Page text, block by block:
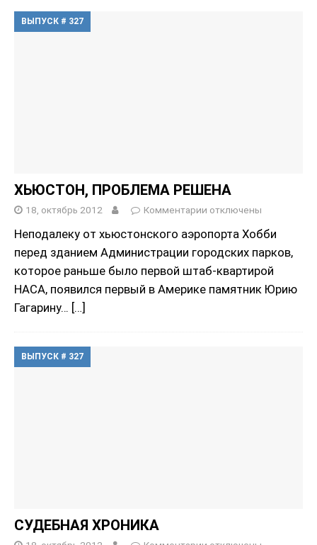
ВЫПУСК # 327
ХЬЮСТОН, ПРОБЛЕМА РЕШЕНА
18, октябрь 2012 Комментарии отключены
Неподалеку от хьюстонского аэропорта Хобби
перед зданием Администрации городских парков,
которое раньше было первой штаб-квартирой
НАСА, появился первый в Америке памятник Юрию
Гагарину… […]
ВЫПУСК # 327
СУДЕБНАЯ ХРОНИКА